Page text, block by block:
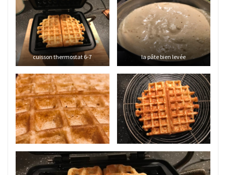
cuisson thermostat 6-7 la pâte bien levée